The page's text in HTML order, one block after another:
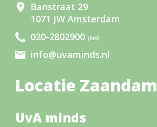
Banstraat 29
1071 JW Amsterdam
020-2802900 (tel)
info@uvaminds.nl
Locatie Zaandam
UvA minds